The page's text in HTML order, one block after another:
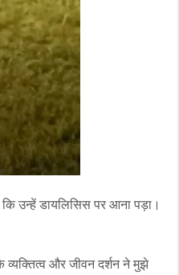
उन्हें डायलिसिस पर आना पड़ा।
व्यक्तित्व और जीवन दर्शन ने मुझे